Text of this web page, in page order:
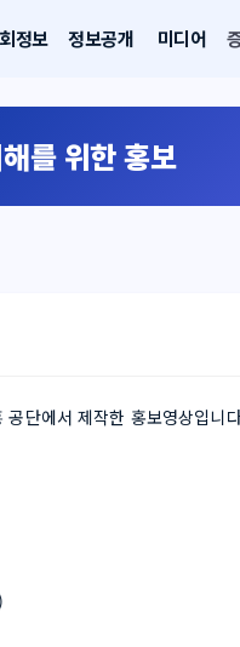
정보 정보공개 미디어
를 위한 홍보
단에서 제작한 홍보영상입니